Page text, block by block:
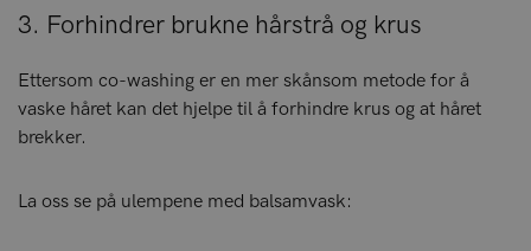
3. Forhindrer brukne hårstrå og krus
Ettersom co-washing er en mer skånsom metode for å
vaske håret kan det hjelpe til å forhindre krus og at håret
brekker.
La oss se på ulempene med balsamvask: